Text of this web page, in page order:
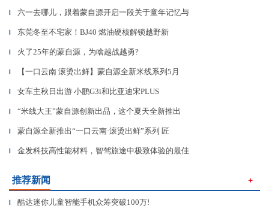
▎ 六一去哪儿，跟着蒙自源开启一段关于童年记忆与
▎ 东莞冬至不宅家！BJ40 燃油硬核解锁越野新
▎ 火了25年的蒙自源，为啥越战越勇?
▎ 【一口云南 滚烫出鲜】蒙自源全新米线系列5月
▎ 女车主秋日出游 小鹏G3i和比亚迪宋PLUS
▎ “米线大王”蒙自源创新出品，这个夏天全新推出
▎ 蒙自源全新推出“一口云南·滚烫出鲜”系列 匠
▎ 金发科技高性能材料，智驾旅途中极致体验的最佳
推荐新闻 ＋
▎ 酷达迷你儿童智能手机众筹突破100万!